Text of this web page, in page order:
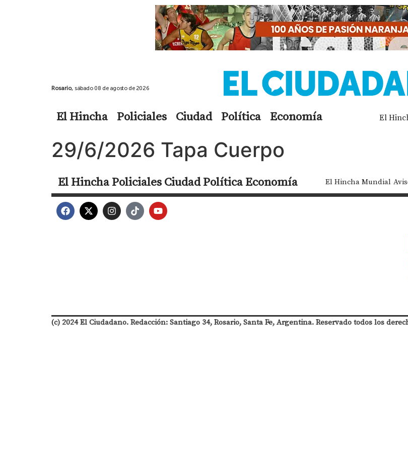
Rosario, sábado 08 de agosto de 2026
El Hincha Policiales Ciudad Política Economía El
29/6/2026 Tapa Cuerpo
El HinchaPolicialesCiudadPolíticaEconomía El Hincha Mundial
(c) 2024 El Ciudadano. Redacción: Santiago 34, Rosario, Santa Fe, Argentina. Reservado todos los